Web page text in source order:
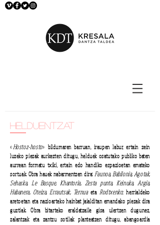
helduentzat
«Hostoz-hosto» bildumaren barruan, iraupen labur, ertain zein
luzeko piezak aurkezten ditugu, helduek osatutako publiko baten
aurrean formatu txiki, ertain edo handiko espazioetan emateko
sortuak. Obra hauek nabarmentzen dira: Faunoa, Babilonia, Agotak,
Sehaska, Le Basque, Khantoria, Zesta punta, Keinuka, Argia,
Habanera, Oteiza, Errautsak, Ternuaeta Rodtxenko; herrialdeko
aretoetan eta nazioarteko hainbat jaialditan emandako piezak dira
guztiak. Obra bitarteko eraldatzaile gisa ulertzen dugunez,
zalantzak eta zantzu sotilak planteatzen ditugu, abangoardia